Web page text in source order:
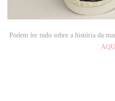
Podem ler tudo sobre a história da